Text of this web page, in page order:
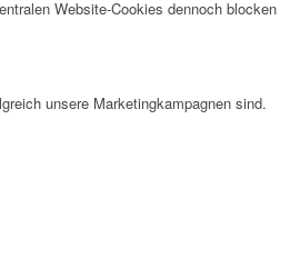
Website-Cookies dennoch blocken
unsere Marketingkampagnen sind.